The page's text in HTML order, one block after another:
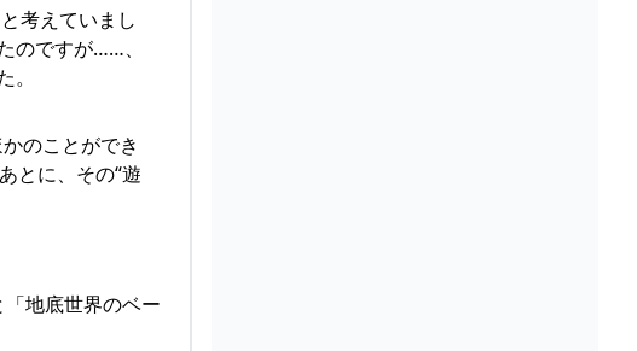
考えていまし
のですが……、
のことができ
とに、その“遊
地底世界のベー